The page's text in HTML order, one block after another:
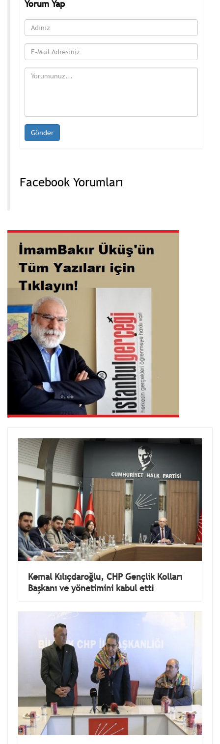
Yorum Yap
Facebook Yorumları
Kemal Kılıçdaroğlu, CHP Gençlik Kolları
Başkanı ve yönetimini kabul etti